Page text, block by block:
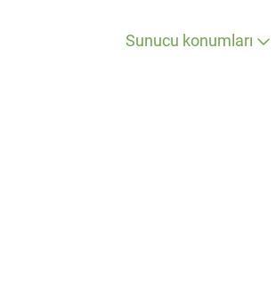
Sunucu konumları